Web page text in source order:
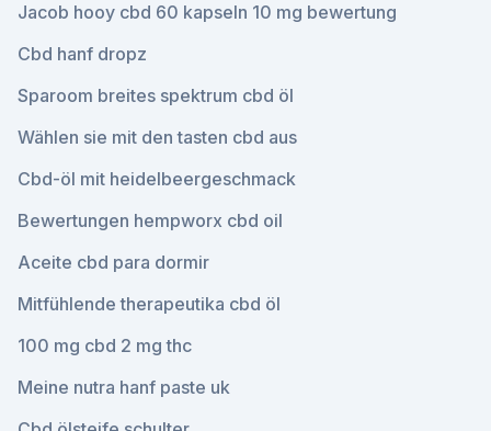
Jacob hooy cbd 60 kapseln 10 mg bewertung
Cbd hanf dropz
Sparoom breites spektrum cbd öl
Wählen sie mit den tasten cbd aus
Cbd-öl mit heidelbeergeschmack
Bewertungen hempworx cbd oil
Aceite cbd para dormir
Mitfühlende therapeutika cbd öl
100 mg cbd 2 mg thc
Meine nutra hanf paste uk